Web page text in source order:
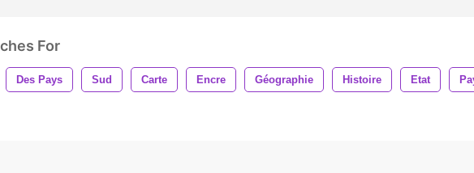
For
Des Pays Sud Carte Encre Géographie Histoire Etat